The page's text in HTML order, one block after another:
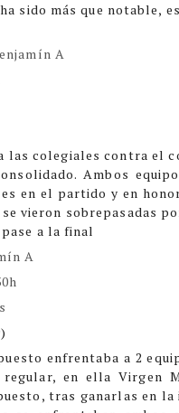
sido más que notable,
A
las colegiales contra el
Ambos
en el partido y en
vieron sobrepasadas
a la final
A
enfrentaba a 2
en ella Virgen
tras ganarlas en